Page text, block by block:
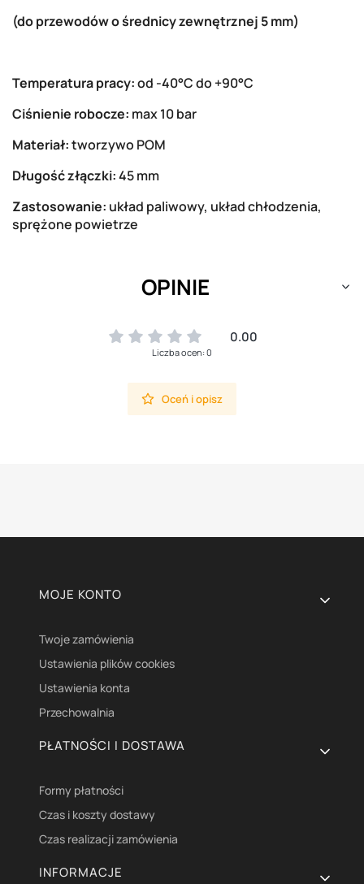
(do przewodów o średnicy zewnętrznej 5 mm)
Temperatura pracy:od -40°C do +90°C
Ciśnienie robocze: max 10 bar
Materiał:tworzywo POM
Długość złączki:45 mm
Zastosowanie: układ paliwowy, układ chłodzenia,
sprężone powietrze
OPINIE
0.00
Liczba ocen: 0
Oceń i opisz
Linki w stopce
MOJE KONTO
Twoje zamówienia
Ustawienia plików cookies
Ustawienia konta
Przechowalnia
PŁATNOŚCI I DOSTAWA
Formy płatności
Czas i koszty dostawy
Czas realizacji zamówienia
INFORMACJE